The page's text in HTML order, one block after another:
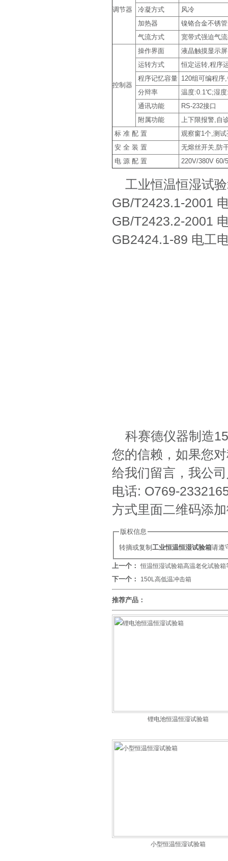
调节器 冷凝方式
风冷
加热器
镍铬合金不锈
气流方式
宽带式强迫气
控制器
操作界面
液晶触摸显示
运转方式
恒定运转,程序
程序记忆容量 120组可编程序
分辩率
温度:0.1℃;湿度
通讯功能
RS-232接口
附属功能
上下限报警,自
标 准 配 置
观察窗1个,测
安 全 装 置
无熔丝开关,防
电 源 配 置
220V/380V 60/
工业恒温恒湿试
GB/T2423.1-2001
GB/T2423.2-2001
GB2424.1-89 电工
科赛德仪器制造
您的信赖，如果您
给我们留言，我公
电话: O769-
方式里面二维码添
版权信息
转摘或复制工业恒温恒湿试验箱请遵
上一个：恒温恒湿试验箱高温老化试验
下一个： 150L高低温冲击箱
推荐产品：
锂电池恒温恒湿试验箱
小型恒温恒湿试验箱